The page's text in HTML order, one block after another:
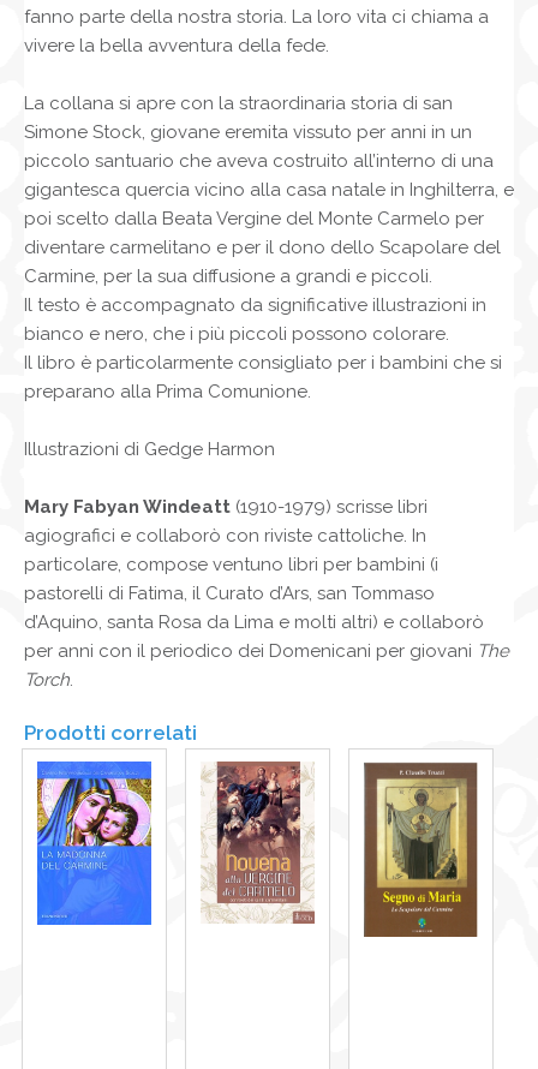
fanno parte della nostra storia. La loro vita ci chiama a
vivere la bella avventura della fede.
La collana si apre con la straordinaria storia di san
Simone Stock, giovane eremita vissuto per anni in un
piccolo santuario che aveva costruito all’interno di una
gigantesca quercia vicino alla casa natale in Inghilterra, e
poi scelto dalla Beata Vergine del Monte Carmelo per
diventare carmelitano e per il dono dello Scapolare del
Carmine, per la sua diffusione a grandi e piccoli.
Il testo è accompagnato da significative illustrazioni in
bianco e nero, che i più piccoli possono colorare.
Il libro è particolarmente consigliato per i bambini che si
preparano alla Prima Comunione.
Illustrazioni di Gedge Harmon
Mary Fabyan Windeatt (1910-1979) scrisse libri
agiografici e collaborò con riviste cattoliche. In
particolare, compose ventuno libri per bambini (i
pastorelli di Fatima, il Curato d’Ars, san Tommaso
d’Aquino, santa Rosa da Lima e molti altri) e collaborò
per anni con il periodico dei Domenicani per giovani The
Torch
Prodotti correlati